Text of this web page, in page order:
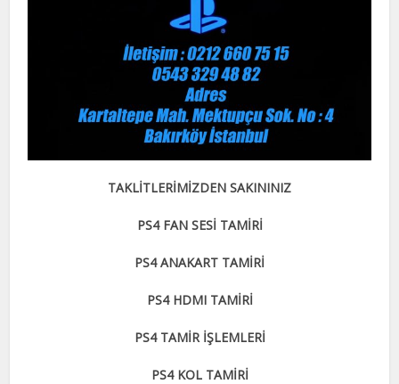
TAKLİTLERİMİZDEN SAKININIZ
PS4 FAN SESİ TAMİRİ
PS4 ANAKART TAMİRİ
PS4 HDMI TAMİRİ
PS4 TAMİR İŞLEMLERİ
PS4 KOL TAMİRİ